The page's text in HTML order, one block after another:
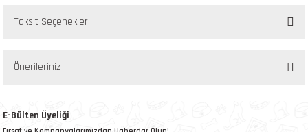
Taksit Seçenekleri
Önerileriniz
gördüğünüz noktaları öneri formunu kullanarak tarafımıza iletebilirsiniz.
E-Bülten Üyeliği